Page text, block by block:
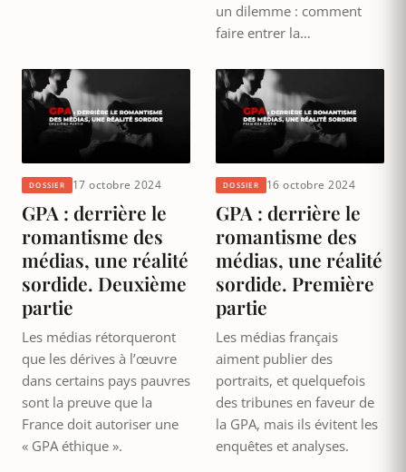
un dilemme : comment
faire entrer la…
DOSSIER 17 octobre 2024
GPA : derrière le
romantisme des
médias, une réalité
sordide. Deuxième
partie
Les médias rétorqueront
que les dérives à l’œuvre
dans certains pays pauvres
sont la preuve que la
France doit autoriser une
« GPA éthique ».
DOSSIER 16 octobre 2024
GPA : derrière le
romantisme des
médias, une réalité
sordide. Première
partie
Les médias français
aiment publier des
portraits, et quelquefois
des tribunes en faveur de
la GPA, mais ils évitent les
enquêtes et analyses.